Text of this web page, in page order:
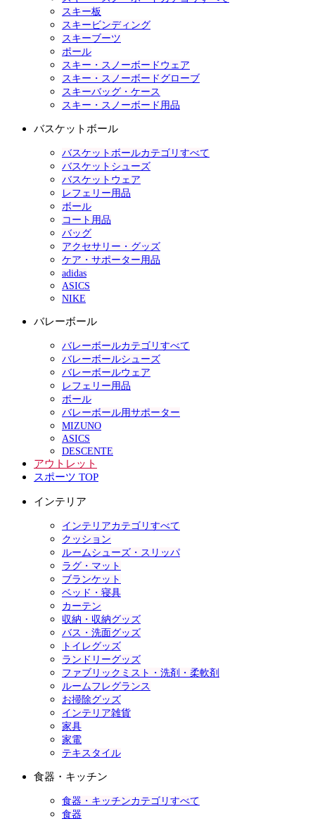
スキー板
スキービンディング
スキーブーツ
ポール
スキー・スノーボードウェア
スキー・スノーボードグローブ
スキーバッグ・ケース
スキー・スノーボード用品
バスケットボール
バスケットボールカテゴリすべて
バスケットシューズ
バスケットウェア
レフェリー用品
ボール
コート用品
バッグ
アクセサリー・グッズ
ケア・サポーター用品
adidas
ASICS
NIKE
バレーボール
バレーボールカテゴリすべて
バレーボールシューズ
バレーボールウェア
レフェリー用品
ボール
バレーボール用サポーター
MIZUNO
ASICS
DESCENTE
アウトレット
スポーツ TOP
インテリア
インテリアカテゴリすべて
クッション
ルームシューズ・スリッパ
ラグ・マット
ブランケット
ベッド・寝具
カーテン
収納・収納グッズ
バス・洗面グッズ
トイレグッズ
ランドリーグッズ
ファブリックミスト・洗剤・柔軟剤
ルームフレグランス
お掃除グッズ
インテリア雑貨
家具
家電
テキスタイル
食器・キッチン
食器・キッチンカテゴリすべて
食器